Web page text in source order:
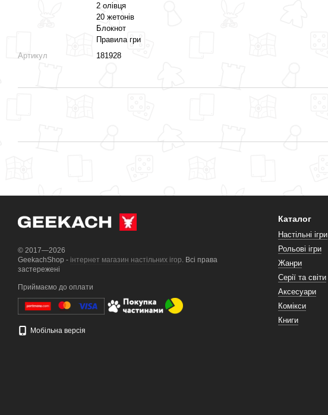
2 олівця
20 жетонів
Блокнот
Правила гри
Артикул
181928
© 2017—2026
GeekachShop - інтернет магазин настільних ігор. Всі права
застережені
Приймаємо до оплати
Мобільна версія
Каталог
Настільні ігри
Рольові ігри
Жанри
Серії та світи
Аксесуари
Комікси
Книги